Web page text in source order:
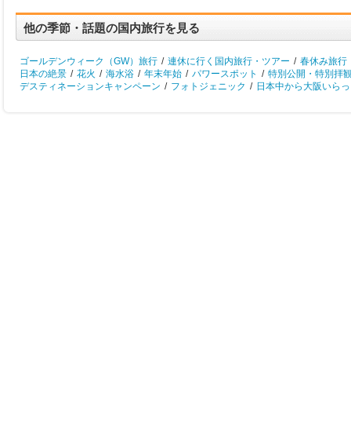
他の季節・話題の国内旅行を見る
ゴールデンウィーク（GW）旅行 / 連休に行く国内旅行・ツアー / 春休み旅行
日本の絶景 / 花火 / 海水浴 / 年末年始 / パワースポット / 特別公開・特別拝
デスティネーションキャンペーン / フォトジェニック / 日本中から大阪いら